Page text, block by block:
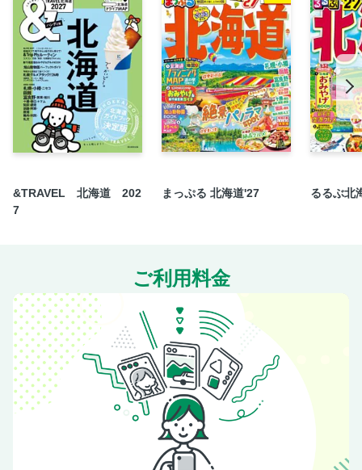
桜島の見ドコロ クローズUP！
桜島へ渡ろう！
買う＆食べる 島のお楽しみ
天文館をチェック
歴史とグルメが魅力 鹿児島タウンエリアガイド
鹿児島のおいしい名物みやげ
メイド・イン・薩摩の工芸品
鹿児島タウン 中央駅～天文館MAP
心身ともデトックス 指宿名物 砂むし温泉
薩摩半島の絶景をめぐる 指宿・開聞岳 ぐるりんVIEWドライ
ブ
指宿グルメの2トップ！温たまらん丼＆そうめん流し
南国の花が彩る温泉地 指宿・開聞岳エリアガイド
指宿MAP
終戦80年。歴史を学び、平和の尊さを改めて知る 知覧特攻
&TRAVEL 北海道 202
7
まっぷる 北海道'27 るるぶ北
ご利用料金